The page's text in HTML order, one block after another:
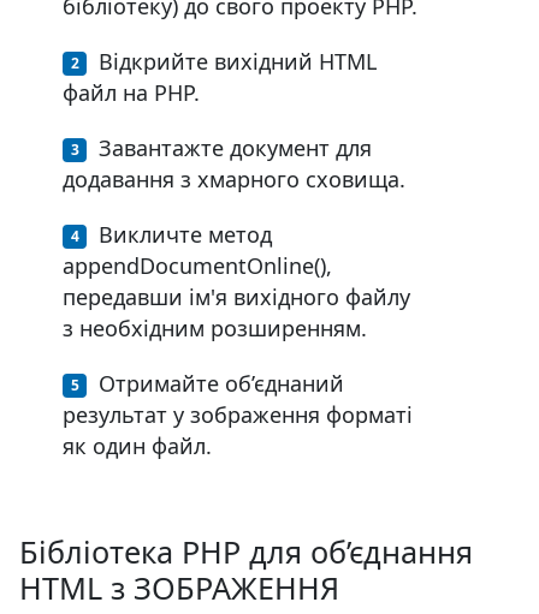
бібліотеку) до свого проекту PHP.
Відкрийте вихідний HTML
файл на PHP.
Завантажте документ для
додавання з хмарного сховища.
Викличте метод
appendDocumentOnline(),
передавши ім'я вихідного файлу
з необхідним розширенням.
Отримайте об’єднаний
результат у зображення форматі
як один файл.
Бібліотека PHP для об’єднання
HTML з ЗОБРАЖЕННЯ